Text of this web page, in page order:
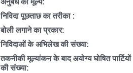
निविदा पूछताछ का तरीका :
बोली लगाने का प्रकार:
निविदाओं के अभिलेख की संख्या:
तकनीकी मूल्यांकन के बाद अयोग्य घोषित पार्टियों
की संख्या: